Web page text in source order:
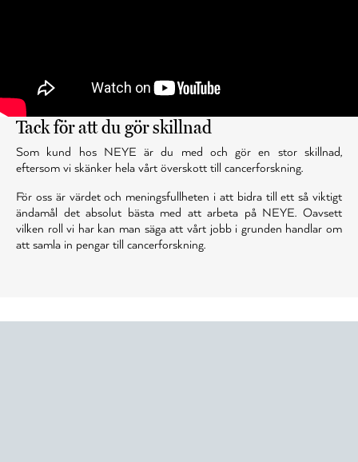
Tack för att du gör skillnad
Som kund hos NEYE är du med och gör en stor skillnad,
eftersom vi skänker hela vårt överskott till cancerforskning.
För oss är värdet och meningsfullheten i att bidra till ett så viktigt
ändamål det absolut bästa med att arbeta på NEYE. Oavsett
vilken roll vi har kan man säga att vårt jobb i grunden handlar om
att samla in pengar till cancerforskning.